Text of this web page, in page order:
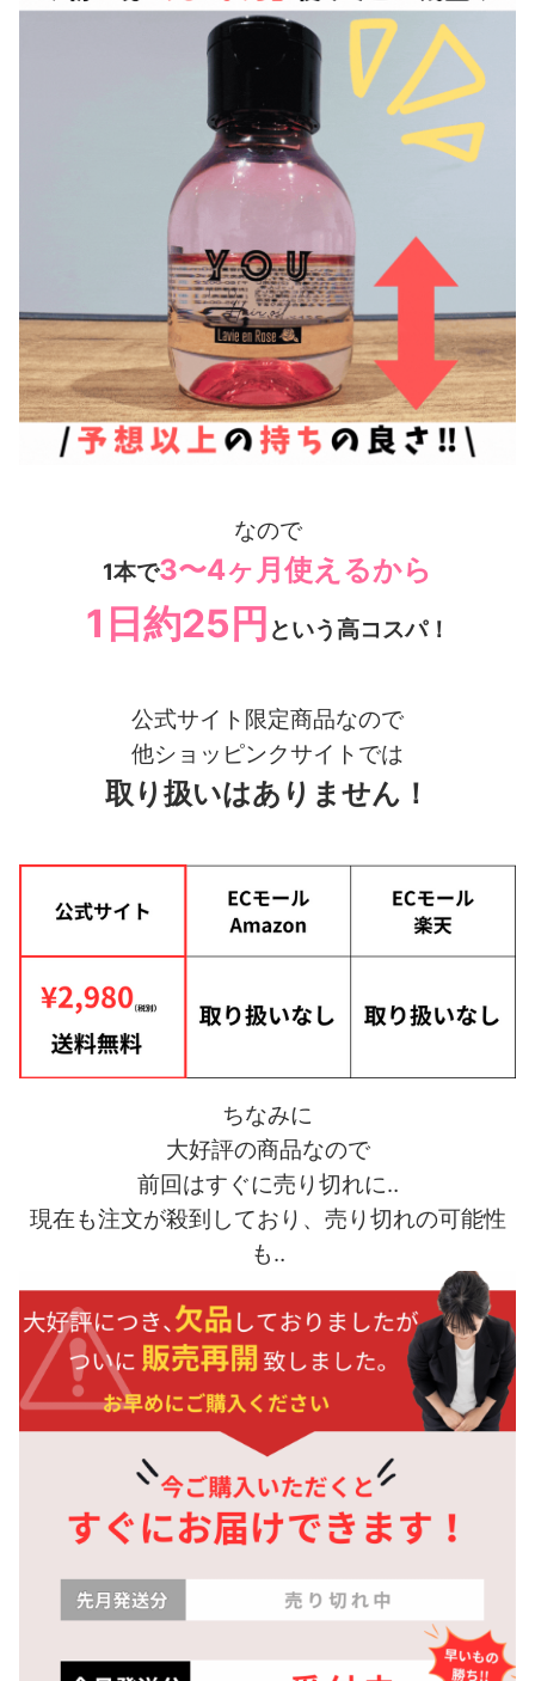
なので
1本で3〜4ヶ月使えるから
1日約25円 という高コスパ！
公式サイト限定商品なので
他ショッピンクサイトでは
取り扱いはありません！
ちなみに
大好評の商品なので
前回はすぐに売り切れに‥
現在も注文が殺到しており、売り切れの可能性
も‥